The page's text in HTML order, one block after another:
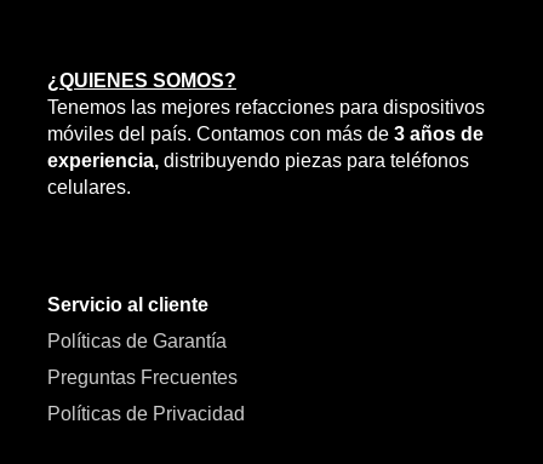
¿QUIENES SOMOS?
Tenemos las mejores refacciones para dispositivos
móviles del país. Contamos con más de 3 años de
experiencia, distribuyendo piezas para teléfonos
celulares.
Servicio al cliente
Políticas de Garantía
Preguntas Frecuentes
Políticas de Privacidad